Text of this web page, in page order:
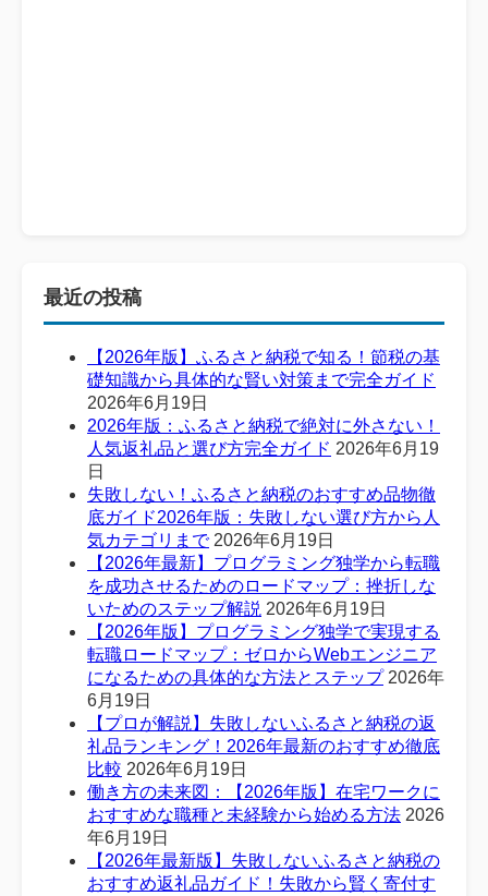
最近の投稿
【2026年版】ふるさと納税で知る！節税の基
礎知識から具体的な賢い対策まで完全ガイド
2026年6月19日
2026年版：ふるさと納税で絶対に外さない！
人気返礼品と選び方完全ガイド 2026年6月19
日
失敗しない！ふるさと納税のおすすめ品物徹
底ガイド2026年版：失敗しない選び方から人
気カテゴリまで 2026年6月19日
【2026年最新】プログラミング独学から転職
を成功させるためのロードマップ：挫折しな
いためのステップ解説 2026年6月19日
【2026年版】プログラミング独学で実現する
転職ロードマップ：ゼロからWebエンジニア
になるための具体的な方法とステップ 2026年
6月19日
【プロが解説】失敗しないふるさと納税の返
礼品ランキング！2026年最新のおすすめ徹底
比較 2026年6月19日
働き方の未来図：【2026年版】在宅ワークに
おすすめな職種と未経験から始める方法 2026
年6月19日
【2026年最新版】失敗しないふるさと納税の
おすすめ返礼品ガイド！失敗から賢く寄付す